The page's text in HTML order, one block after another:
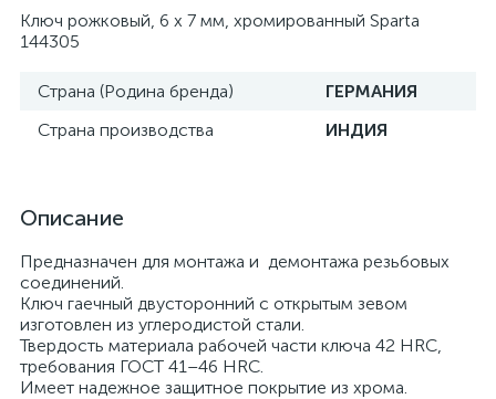
Ключ рожковый, 6 х 7 мм, хромированный Sparta
144305
Страна (Родина бренда)
ГЕРМАНИЯ
Страна производства
ИНДИЯ
Описание
Предназначен для монтажа и демонтажа резьбовых
соединений.
Ключ гаечный двусторонний с открытым зевом
изготовлен из углеродистой стали.
Твердость материала рабочей части ключа 42 HRC,
требования ГОСТ 41–46 HRC.
Имеет надежное защитное покрытие из хрома.